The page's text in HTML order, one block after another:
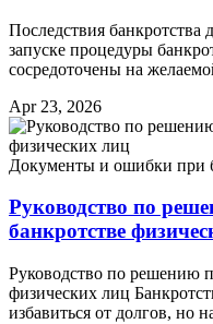
Последствия
запуске процедуры
сосредоточены на
Apr 23, 2026
Документы и ошибки при
Руководство по
банкротстве
Руководство по решению
физических лиц
избавиться от долгов, но